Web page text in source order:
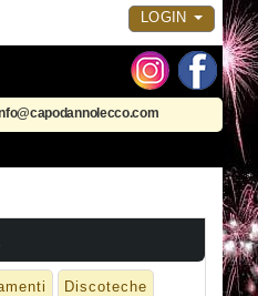
LOGIN
Discoteche